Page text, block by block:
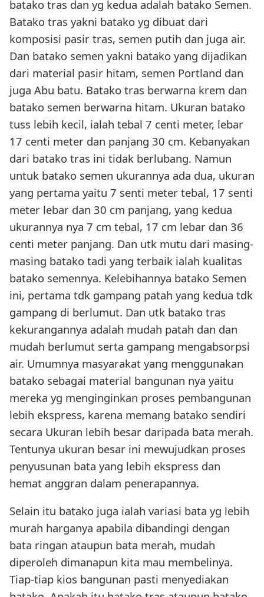
batako tras dan yg kedua adalah batako Semen.
Batako tras yakni batako yg dibuat dari
komposisi pasir tras, semen putih dan juga air.
Dan batako semen yakni batako yang dijadikan
dari material pasir hitam, semen Portland dan
juga Abu batu. Batako tras berwarna krem dan
batako semen berwarna hitam. Ukuran batako
tuss lebih kecil, ialah tebal 7 centi meter, lebar
17 centi meter dan panjang 30 cm. Kebanyakan
dari batako tras ini tidak berlubang. Namun
untuk batako semen ukurannya ada dua, ukuran
yang pertama yaitu 7 senti meter tebal, 17 senti
meter lebar dan 30 cm panjang, yang kedua
ukurannya nya 7 cm tebal, 17 cm lebar dan 36
centi meter panjang. Dan utk mutu dari masing-
masing batako tadi yang terbaik ialah kualitas
batako semennya. Kelebihannya batako Semen
ini, pertama tdk gampang patah yang kedua tdk
gampang di berlumut. Dan utk batako tras
kekurangannya adalah mudah patah dan dan
mudah berlumut serta gampang mengabsorpsi
air. Umumnya masyarakat yang menggunakan
batako sebagai material bangunan nya yaitu
mereka yg menginginkan proses pembangunan
lebih ekspress, karena memang batako sendiri
secara Ukuran lebih besar daripada bata merah.
Tentunya ukuran besar ini mewujudkan proses
penyusunan bata yang lebih ekspress dan
hemat anggran dalam penerapannya.
Selain itu batako juga ialah variasi bata yg lebih
murah harganya apabila dibandingi dengan
bata ringan ataupun bata merah, mudah
diperoleh dimanapun kita mau membelinya.
Tiap-tiap kios bangunan pasti menyediakan